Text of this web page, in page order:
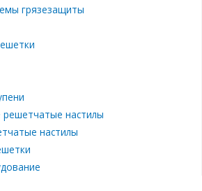
грязезащиты
решетчатые настилы
настилы